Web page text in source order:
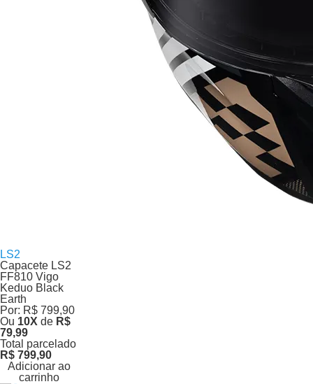
LS2
Capacete LS2
FF810 Vigo
Keduo Black
Earth
Por: R$ 799,90
Ou 10X de R$
79,99
Total parcelado
R$ 799,90
Adicionar ao
carrinho